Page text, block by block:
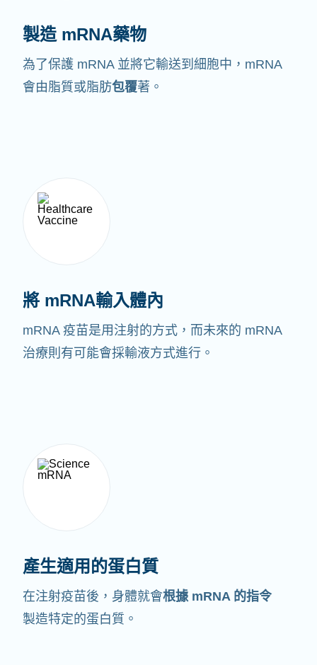
製造 mRNA藥物
為了保護 mRNA 並將它輸送到細胞中，mRNA
會由脂質或脂肪包覆著。
將 mRNA輸入體內
mRNA 疫苗是用注射的方式，而未來的 mRNA
治療則有可能會採輸液方式進行。
產生適用的蛋白質
在注射疫苗後，身體就會根據 mRNA 的指令
製造特定的蛋白質。